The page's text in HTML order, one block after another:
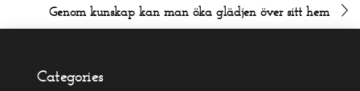
Genom kunskap kan man öka glädjen över sitt hem
Categories